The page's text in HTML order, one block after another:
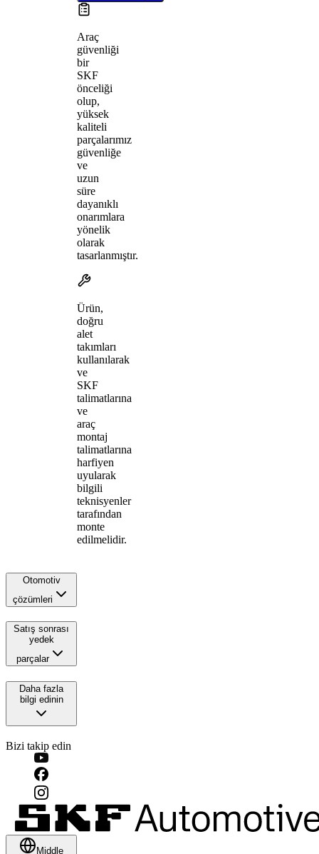
Araç
güvenliği
bir
SKF
önceliği
olup,
yüksek
kaliteli
parçalarımız
güvenliğe
ve
uzun
süre
dayanıklı
onarımlara
yönelik
olarak
tasarlanmıştır.
Ürün,
doğru
alet
takımları
kullanılarak
ve
SKF
talimatlarına
ve
araç
montaj
talimatlarına
harfiyen
uyularak
bilgili
teknisyenler
tarafından
monte
edilmelidir.
Otomotiv
çözümleri
Satış sonrası
yedek
parçalar
Daha fazla
bilgi edinin
Bizi takip edin
Middle